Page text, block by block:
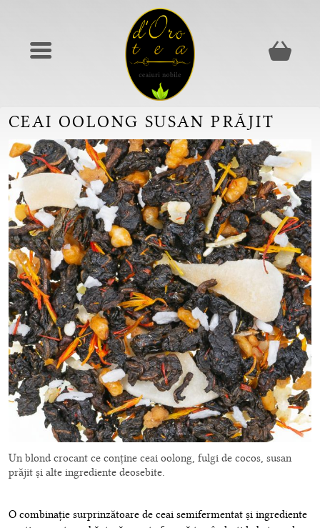
CEAI OOLONG SUSAN PRĂJIT
Un blond crocant ce conține ceai oolong, fulgi de cocos, susan
prăjit și alte ingrediente deosebite.
O combinație surprinzătoare de ceai semifermentat și ingrediente